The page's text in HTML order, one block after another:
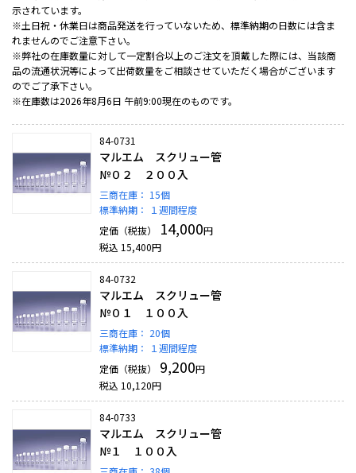
示されています。
※土日祝・休業日は商品発送を行っていないため、標準納期の日数には含ま
れませんのでご注意下さい。
※弊社の在庫数量に対して一定割合以上のご注文を頂戴した際には、当該商
品の流通状況等によって出荷数量をご相談させていただく場合がございます
のでご了承下さい。
※在庫数は2026年8月6日 午前9:00現在のものです。
84-0731
マルエム スクリュー管
№０２ ２００入
三商在庫： 15個
標準納期：
１週間程度
定価（税抜）
14,000円
税込 15,400円
84-0732
マルエム スクリュー管
№０１ １００入
三商在庫： 20個
標準納期：
１週間程度
定価（税抜）
9,200円
税込 10,120円
84-0733
マルエム スクリュー管
№１ １００入